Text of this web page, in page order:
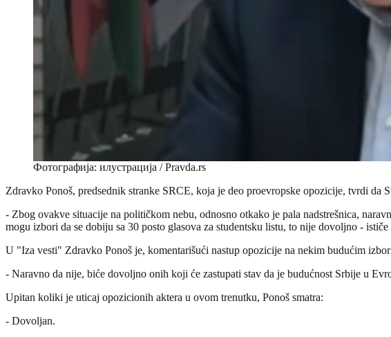
Фотографија: илустрација / Pravda.rs
Zdravko Ponoš, predsednik stranke SRCE, koja je deo proevropske opozicije, tvrdi da
- Zbog ovakve situacije na političkom nebu, odnosno otkako je pala nadstrešnica,
mogu izbori da se dobiju sa 30 posto glasova za studentsku listu, to nije dovoljno - ističe
U "Iza vesti" Zdravko Ponoš je, komentarišući nastup opozicije na nekim budućim
- Naravno da nije, biće dovoljno onih koji će zastupati stav da je budućnost Srbije u
Upitan koliki je uticaj opozicionih aktera u ovom trenutku, Ponoš smatra:
- Dovoljan.